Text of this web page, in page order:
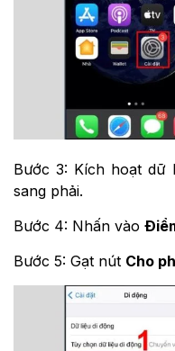
Bước 3: Kích hoạt dữ
sang phải.
Bước 4: Nhấn vào
Bước 5: Gạt nút Cho